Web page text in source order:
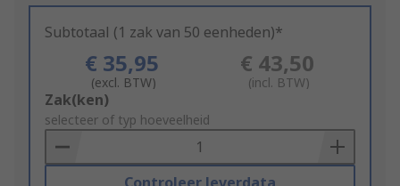
Subtotaal (1 zak van 50 eenheden)*
€ 35,95
(excl. BTW)
€ 43,50
(incl. BTW)
Add
to
Basket
Zak(ken)
selecteer of typ hoeveelheid